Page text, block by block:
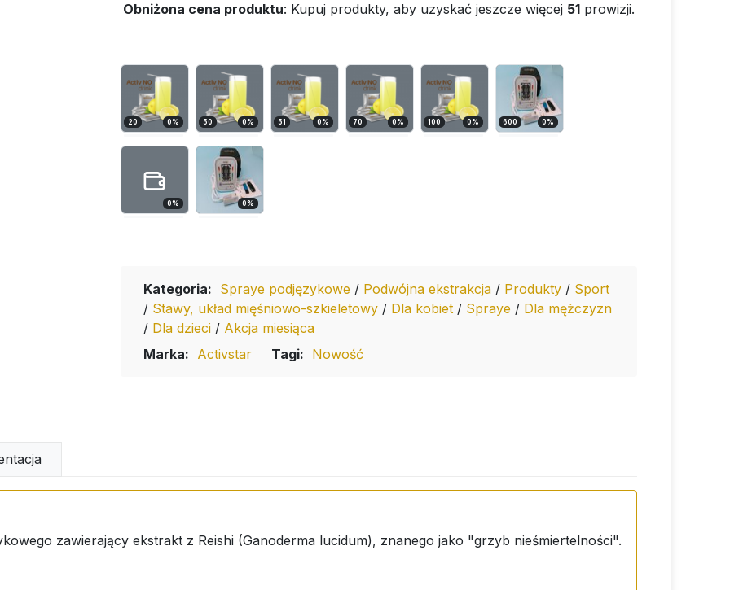
Obniżona cena produktu: Kupuj produkty, aby uzyskać jeszcze więcej 51prowizji.
20 0% 50 0% 51 0% 70 0% 100 0% 600 0%
0% 0%
Kategoria: Spraye podjęzykowe / Podwójna ekstrakcja / Produkty / Sport
/ Stawy, układ mięśniowo-szkieletowy / Dla kobiet / Spraye / Dla mężczyzn
/ Dla dzieci / Akcja miesiąca
Marka: Activstar Tagi: Nowość
zawierający ekstrakt z Reishi (Ganoderma lucidum), znanego jako "grzyb nieśmiertelności".